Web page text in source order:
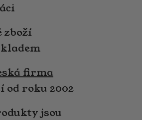
zboží
firma
od roku 2002
jsou